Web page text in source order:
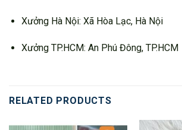
Xưởng Hà Nội: Xã Hòa Lạc, Hà Nội
Xưởng TP.HCM: An Phú Đông, TP.HCM
RELATED PRODUCTS